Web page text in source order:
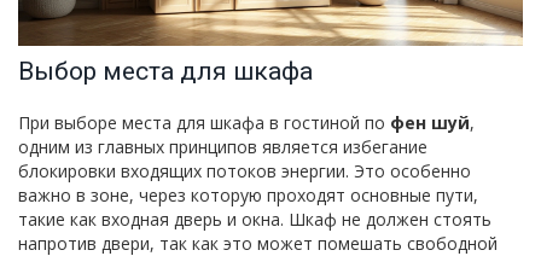
Выбор места для шкафа
При выборе места для шкафа в гостиной по фен шуй,
одним из главных принципов является избегание
блокировки входящих потоков энергии. Это особенно
важно в зоне, через которую проходят основные пути,
такие как входная дверь и окна. Шкаф не должен стоять
напротив двери, так как это может помешать свободной